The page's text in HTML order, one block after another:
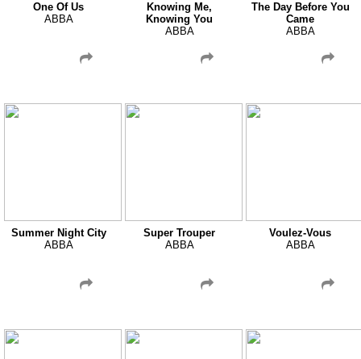
One Of Us
ABBA
Knowing Me,
Knowing You
ABBA
The Day Before You
Came
ABBA
Summer Night City
ABBA
Super Trouper
ABBA
Voulez-Vous
ABBA